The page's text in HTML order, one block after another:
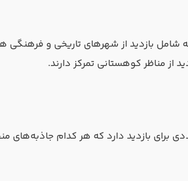
شامل بازدید از شهرهای تاریخی و
از مناظر کوهستانی تمرکز دارند.
برای بازدید دارد که هر کدام جاذبه‌های